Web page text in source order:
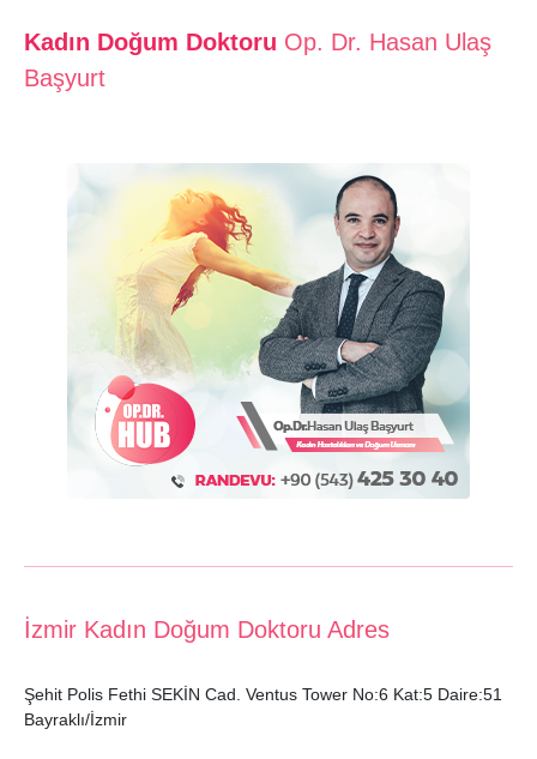
Kadın Doğum Doktoru Op. Dr. Hasan Ulaş
Başyurt
İzmir Kadın Doğum Doktoru Adres
Şehit Polis Fethi SEKİN Cad. Ventus Tower No:6 Kat:5 Daire:51
Bayraklı/İzmir